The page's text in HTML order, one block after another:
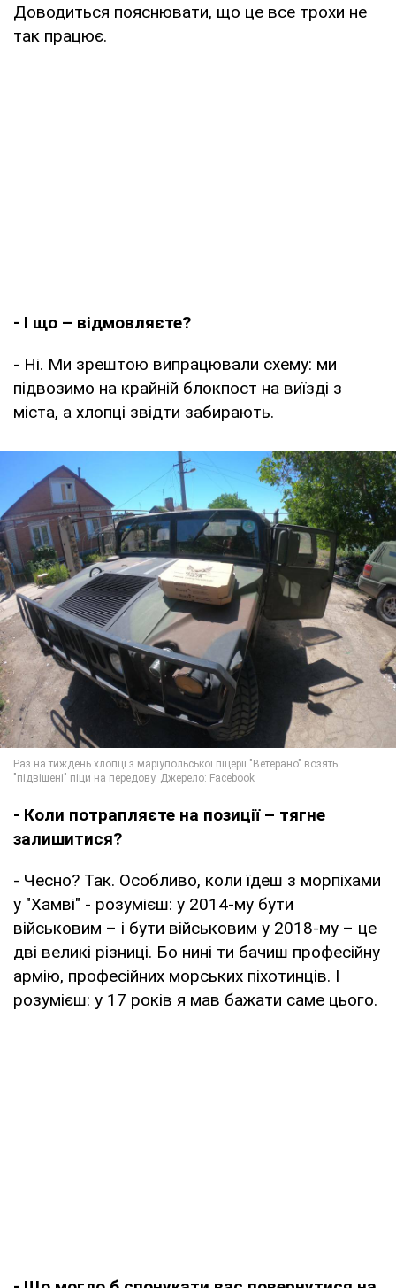
Доводиться пояснювати, що це все трохи не
так працює.
- І що – відмовляєте?
- Ні. Ми зрештою випрацювали схему: ми
підвозимо на крайній блокпост на виїзді з
міста, а хлопці звідти забирають.
- Коли потрапляєте на позиції – тягне
залишитися?
- Чесно? Так. Особливо, коли їдеш з морпіхами
у "Хамві" - розумієш: у 2014-му бути
військовим – і бути військовим у 2018-му – це
дві великі різниці. Бо нині ти бачиш професійну
армію, професійних морських піхотинців. І
розумієш: у 17 років я мав бажати саме цього.